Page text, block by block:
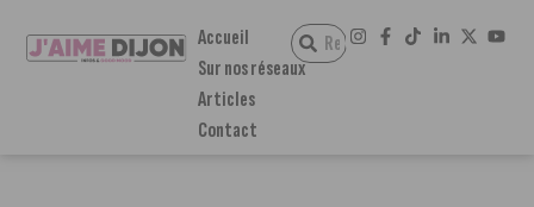
Accueil
Sur nos réseaux
Articles
Contact